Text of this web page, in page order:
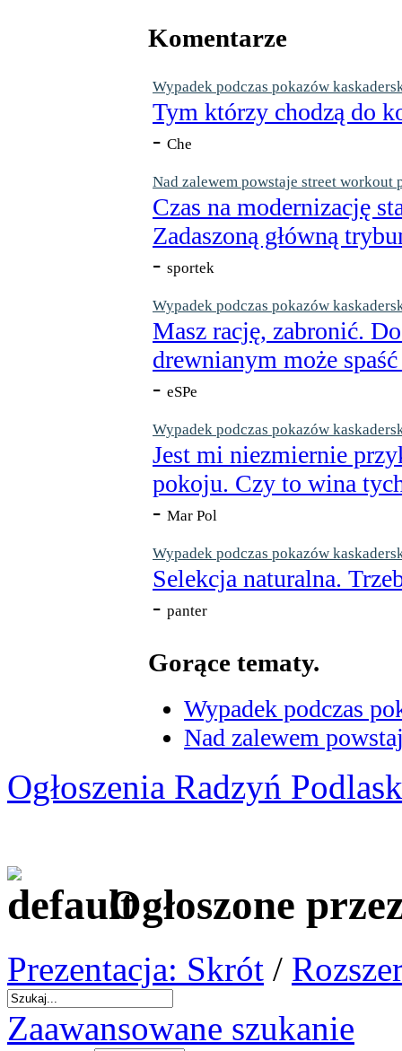
Komentarze
Wypadek podczas pokazów
Tym którzy chodzą do
- Che
Nad zalewem powstaje street workout
Czas na modernizację
Zadaszoną główną
- sportek
Wypadek podczas pokazów
Masz rację, zabronić.
drewnianym może
- eSPe
Wypadek podczas pokazów
Jest mi niezmiernie
pokoju. Czy to wina
- Mar Pol
Wypadek podczas pokazów
Selekcja naturalna.
- panter
Gorące tematy.
Wypadek podczas
Nad zalewem
Ogłoszenia Radzyń
Ogłoszone
Prezentacja: Skrót /
Zaawansowane szukanie